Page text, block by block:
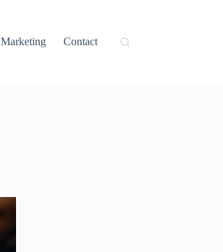
Marketing Contact